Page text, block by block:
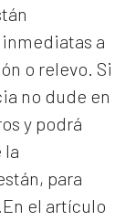
a
o relevo. Si
no dude en
y podrá
la
para
el artículo